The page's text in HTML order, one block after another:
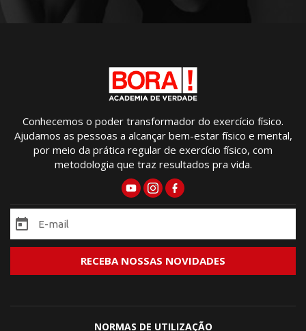
Conhecemos o poder transformador do exercício físico.
Ajudamos as pessoas a alcançar bem-estar físico e mental,
por meio da prática regular de exercício físico, com
metodologia que traz resultados pra vida.
NORMAS DE UTILIZAÇÃO